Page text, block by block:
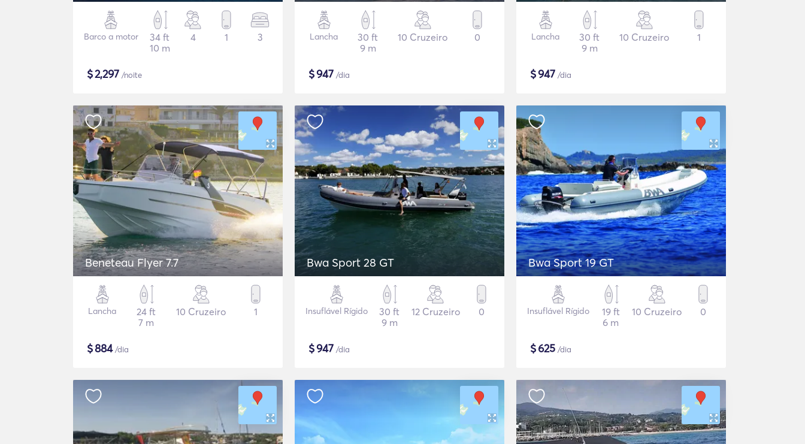
Barco a motor
34 ft
10 m
4 1 3
$2,297 /noite
Lancha
30 ft
9 m
10 Cruzeiro 0
$947 /dia
Lancha
30 ft
9 m
10 Cruzeiro 1
$947 /dia
Beneteau Flyer 7.7
Lancha
24 ft
7 m
10 Cruzeiro 1
$884/dia
Bwa Sport 28 GT
Insuflável Rígido
30 ft
9 m
12 Cruzeiro 0
$947 /dia
Bwa Sport 19 GT
Insuflável Rígido
19 ft
6 m
10 Cruzeiro 0
$625 /dia